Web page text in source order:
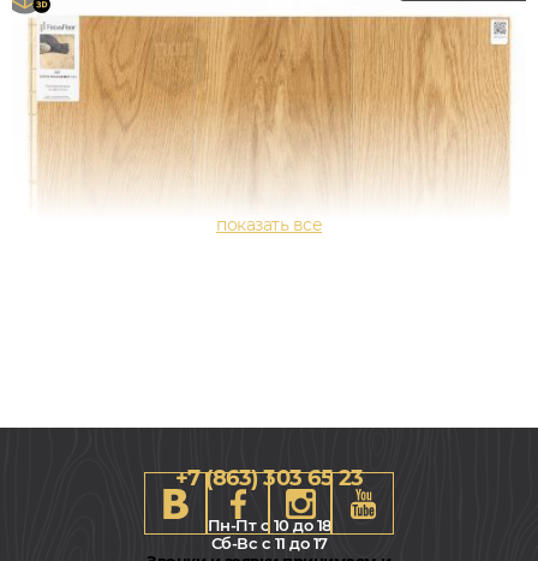
+7 (863) 303 65 23
Пн-Пт с 10 до 18
Сб-Вс с 11 до 17